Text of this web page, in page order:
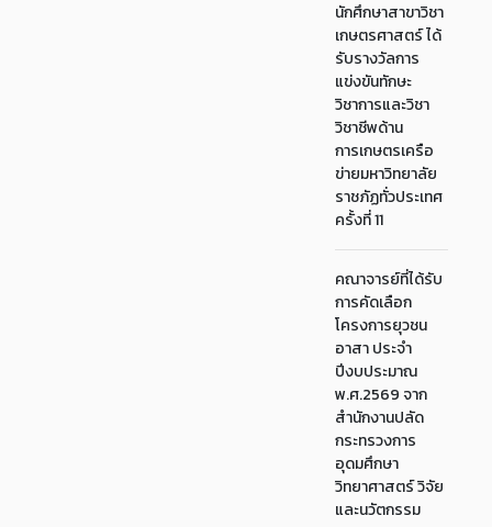
นักศึกษาสาขาวิชา
เกษตรศาสตร์ ได้
รับรางวัลการ
แข่งขันทักษะ
วิชาการและวิชา
วิชาชีพด้าน
การเกษตรเครือ
ข่ายมหาวิทยาลัย
ราชภัฏทั่วประเทศ
ครั้งที่ 11
คณาจารย์ที่ได้รับ
การคัดเลือก
โครงการยุวชน
อาสา ประจำ
ปีงบประมาณ
พ.ศ.2569 จาก
สำนักงานปลัด
กระทรวงการ
อุดมศึกษา
วิทยาศาสตร์ วิจัย
และนวัตกรรม